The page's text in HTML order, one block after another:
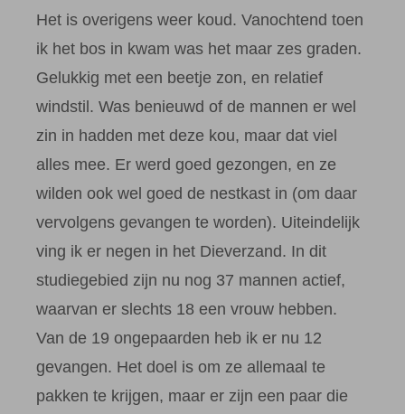
Het is overigens weer koud. Vanochtend toen
ik het bos in kwam was het maar zes graden.
Gelukkig met een beetje zon, en relatief
windstil. Was benieuwd of de mannen er wel
zin in hadden met deze kou, maar dat viel
alles mee. Er werd goed gezongen, en ze
wilden ook wel goed de nestkast in (om daar
vervolgens gevangen te worden). Uiteindelijk
ving ik er negen in het Dieverzand. In dit
studiegebied zijn nu nog 37 mannen actief,
waarvan er slechts 18 een vrouw hebben.
Van de 19 ongepaarden heb ik er nu 12
gevangen. Het doel is om ze allemaal te
pakken te krijgen, maar er zijn een paar die